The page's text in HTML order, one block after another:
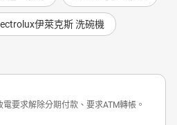
伊萊克斯 洗碗機
要求解除分期付款、要求ATM轉帳。